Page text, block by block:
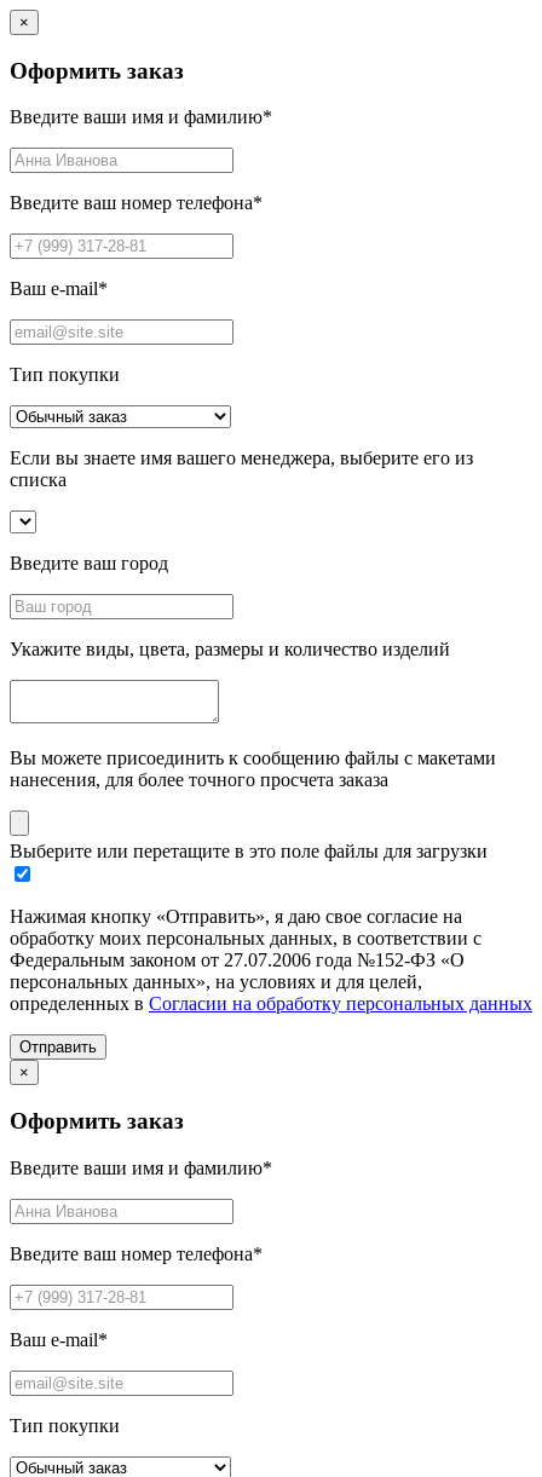
×
Оформить заказ
Введите ваши имя и фамилию*
Введите ваш номер телефона*
Ваш e-mail*
Тип покупки
Если вы знаете имя вашего менеджера, выберите его из
списка
Введите ваш город
Укажите виды, цвета, размеры и количество изделий
Вы можете присоединить к сообщению файлы с макетами
нанесения, для более точного просчета заказа
Выберите или перетащите в это поле файлы для загрузки
Нажимая кнопку «Отправить», я даю свое согласие на
обработку моих персональных данных, в соответствии с
Федеральным законом от 27.07.2006 года №152-ФЗ «О
персональных данных», на условиях и для целей,
определенных в Согласии на обработку персональных данных
Отправить
×
Оформить заказ
Введите ваши имя и фамилию*
Введите ваш номер телефона*
Ваш e-mail*
Тип покупки